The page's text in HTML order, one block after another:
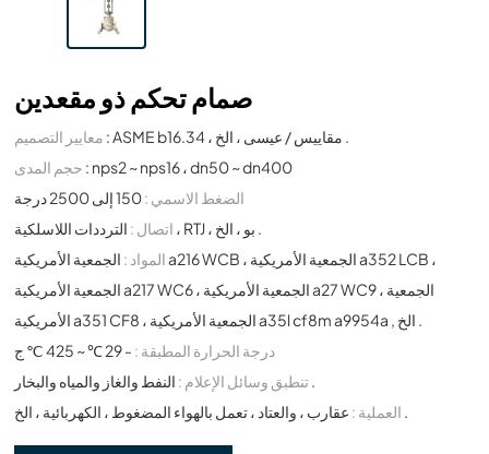
صمام تحكم ذو مقعدين
معايير التصميم
: ASME b16.34 ، مقاييس / عيسى ، الخ .
حجم المدى : nps2 ~ nps16 ، dn50 ~ dn400
الضغط الاسمي :150 إلى 2500 درجة
اتصال :
الترددات اللاسلكية ، RTJ ، بو ، الخ .
المواد : الجمعية الأمريكية a216 WCB ، الجمعية الأمريكية a352 LCB ،
الجمعية الأمريكية a217 WC6 ، الجمعية الأمريكية a27 WC9 ، الجمعية
الأمريكية a351 CF8 ، الجمعية الأمريكية a35l cf8m a9954a , الخ .
درجة الحرارة المطبقة : - 29 ℃ ~ 425 ℃ ج
تنطبق وسائل الإعلام :النفط والغاز والمياه والبخار .
العملية : عقارب ، والعتاد ، تعمل بالهواء المضغوط ، الكهربائية ، الخ .